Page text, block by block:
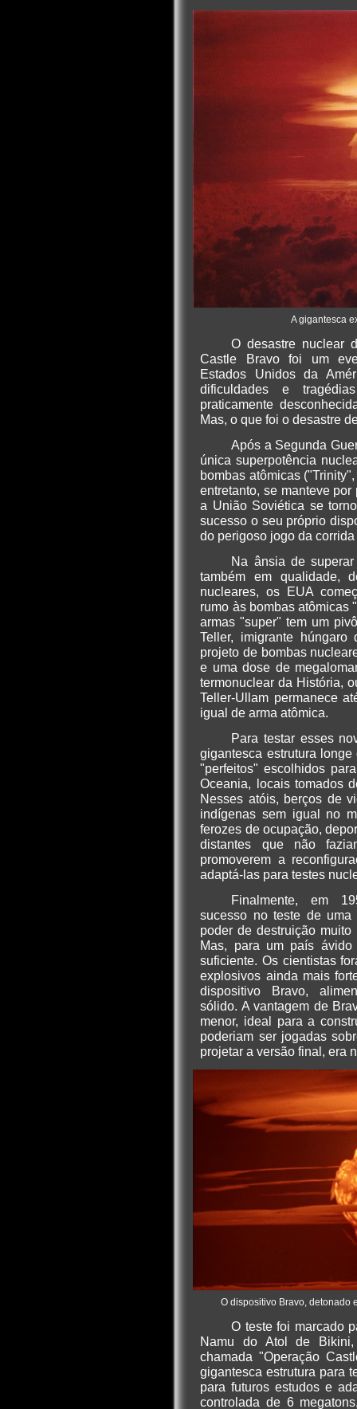
A gigantesca
O desastre nuclear
Castle Bravo foi um
Estados Unidos da
dificuldades e
praticamente
Mas, o que foi o desastre
Após a Segunda
única superpotência
bombas atômicas
entretanto, se manteve
a União Soviética se
sucesso o seu próprio
do perigoso jogo da
Na ânsia de
também em qualidade,
nucleares, os EUA
rumo às bombas atômicas
armas "super" tem um
Teller, imigrante
projeto de bombas
e uma dose de
termonuclear da História,
Teller-Ullam permanece
igual de arma atômica.
Para testar esses
gigantesca estrutura
"perfeitos" escolhidos
Oceania, locais tomados
Nesses atóis, berços de
indígenas sem igual no
ferozes de ocupação,
distantes que não
promoverem a
adaptá-las para testes
Finalmente, em
sucesso no teste de
poder de destruição
Mas, para um país
suficiente. Os cientistas
explosivos ainda mais
dispositivo Bravo,
sólido. A vantagem de
menor, ideal para a
poderiam ser jogadas
projetar a versão final, era
O dispositivo Bravo, detonado
O teste foi marcado
Namu do Atol de
chamada "Operação
gigantesca estrutura para
para futuros estudos e
controlada de 6